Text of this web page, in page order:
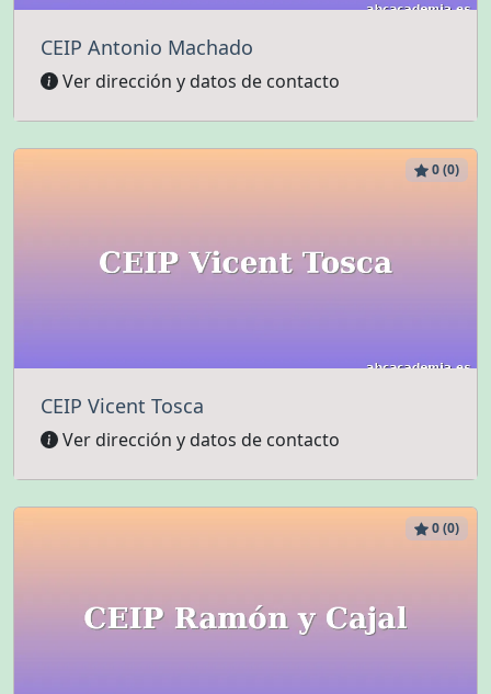
CEIP Antonio Machado
Ver dirección y datos de contacto
0 (0)
CEIP Vicent Tosca
Ver dirección y datos de contacto
0 (0)